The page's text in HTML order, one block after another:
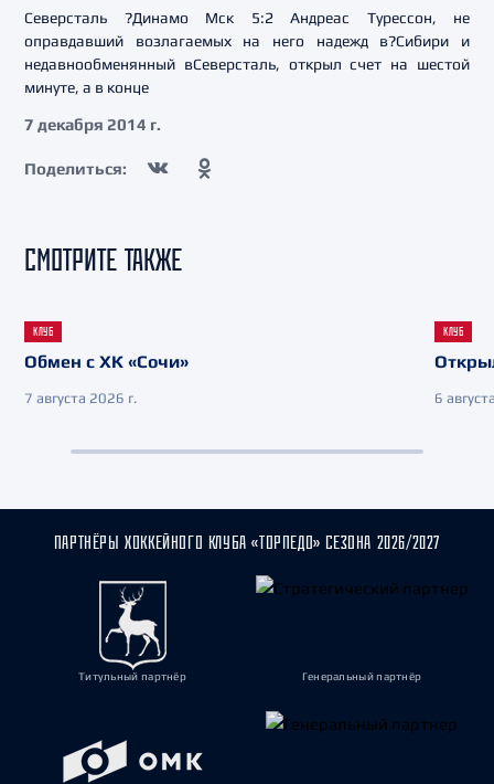
Северсталь ?Динамо Мск 5:2 Андреас Турессон, не
оправдавший возлагаемых на него надежд в?Сибири и
недавнообменянный вСеверсталь, открыл счет на шестой
минуте, а в конце
7 декабря 2014 г.
Поделиться:
СМОТРИТЕ ТАКЖЕ
КЛУБ
Обмен с ХК «Сочи»
7 августа 2026 г.
КЛУБ
6
ПАРТНЁРЫ ХОККЕЙНОГО КЛУБА «ТОРПЕДО» СЕЗОНА 2026/2027
Титульный партнёр Генеральный партнёр